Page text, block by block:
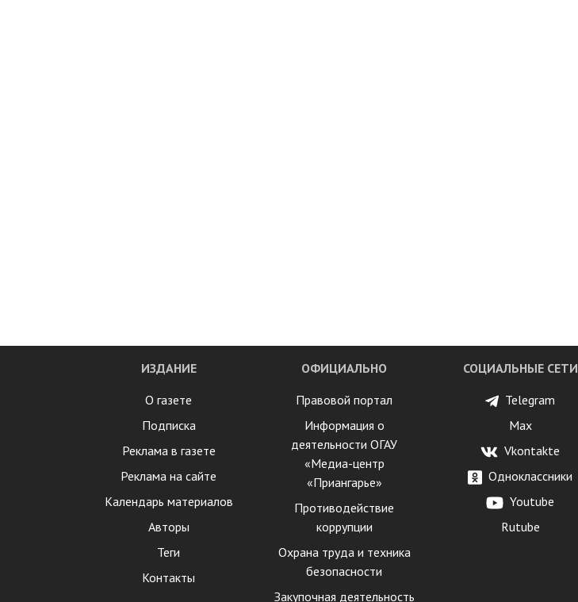
ИЗДАНИЕ
О газете
Подписка
Реклама в газете
Реклама на сайте
Календарь материалов
Авторы
Теги
Контакты
ОФИЦИАЛЬНО
Правовой портал
Информация о
деятельности ОГАУ
«Медиа-центр
«Приангарье»
Противодействие
коррупции
Охрана труда и техника
безопасности
Закупочная деятельность
СОЦИАЛЬНЫЕ СЕТИ
Telegram
Max
Vkontakte
Одноклассники
Youtube
Rutube